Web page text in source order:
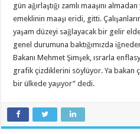
gün ağırlaştığı zamlı maaşını
emeklinin maaşı eridi, gitti.
yaşam düzeyi sağlayacak bir gelir
genel durumuna baktığımızda
Bakanı Mehmet Şimşek, ısrarla
grafik çizdiklerini söylüyor. Ya bakan
bir ülkede yaşıyor” dedi.